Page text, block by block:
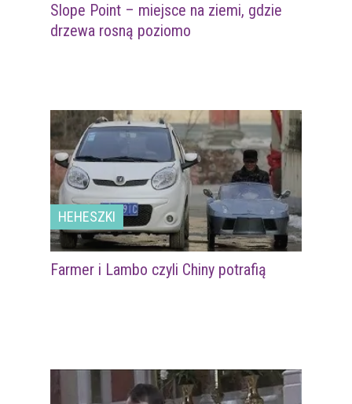
Slope Point – miejsce na ziemi, gdzie
drzewa rosną poziomo
HEHESZKI
Farmer i Lambo czyli Chiny potrafią